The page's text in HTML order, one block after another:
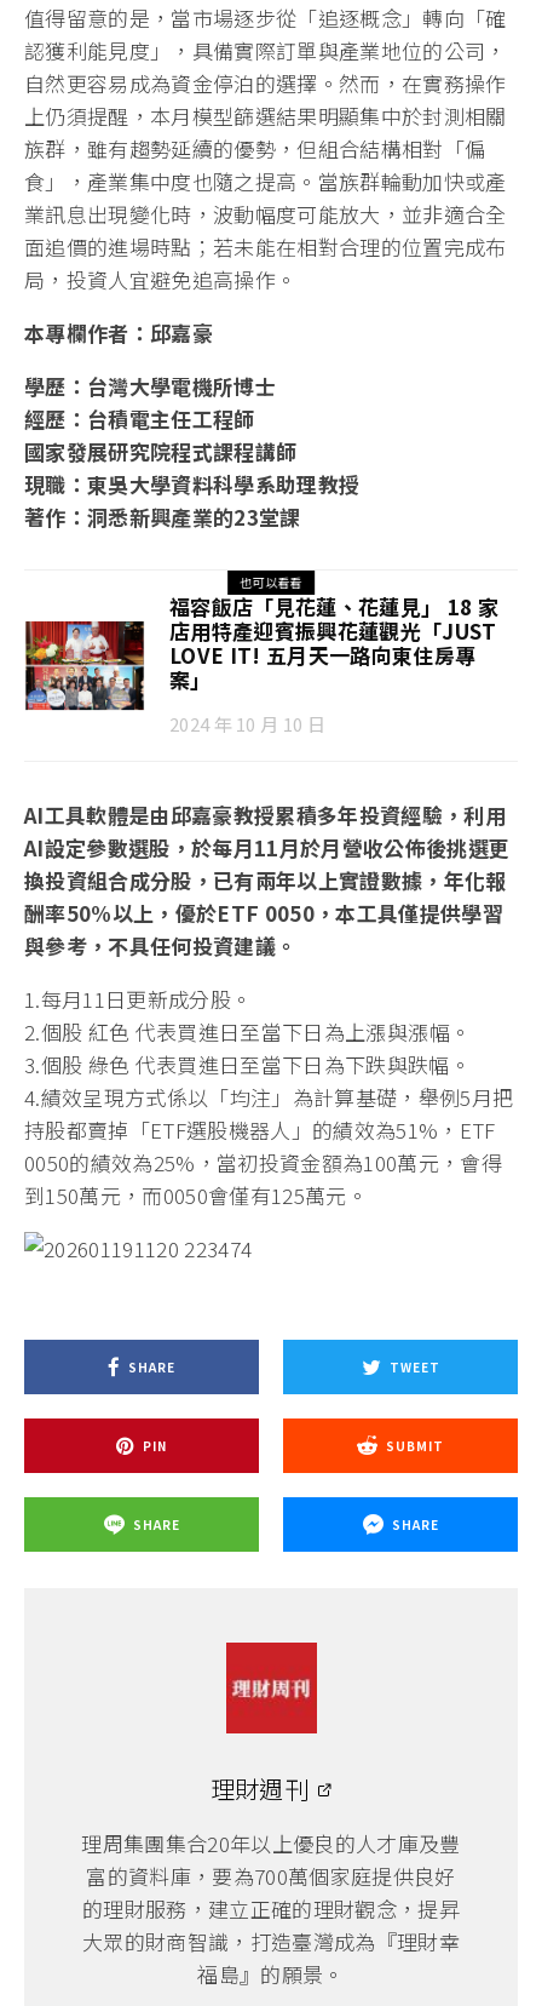
值得留意的是，當市場逐步從「追逐概念」轉向「確
認獲利能見度」，具備實際訂單與產業地位的公司，
自然更容易成為資金停泊的選擇。然而，在實務操作
上仍須提醒，本月模型篩選結果明顯集中於封測相關
族群，雖有趨勢延續的優勢，但組合結構相對「偏
食」，產業集中度也隨之提高。當族群輪動加快或產
業訊息出現變化時，波動幅度可能放大，並非適合全
面追價的進場時點；若未能在相對合理的位置完成布
局，投資人宜避免追高操作。
本專欄作者：邱嘉豪
學歷：台灣大學電機所博士
經歷：台積電主任工程師
國家發展研究院程式課程講師
現職：東吳大學資料科學系助理教授
著作：洞悉新興產業的23堂課
也可以看看
福容飯店「見花蓮、花蓮見」 18 家
店用特產迎賓振興花蓮觀光「JUST
LOVE IT! 五月天一路向東住房專
案」
2024 年 10 月 10 日
AI工具軟體是由邱嘉豪教授累積多年投資經驗，利用
AI設定參數選股，於每月11月於月營收公佈後挑選更
換投資組合成分股，已有兩年以上實證數據，年化報
酬率50%以上，優於ETF 0050，本工具僅提供學習
與參考，不具任何投資建議。
1.每月11日更新成分股。
2.個股 紅色 代表買進日至當下日為上漲與漲幅。
3.個股 綠色 代表買進日至當下日為下跌與跌幅。
4.績效呈現方式係以「均注」為計算基礎，舉例5月把
持股都賣掉「ETF選股機器人」的績效為51%，ETF
0050的績效為25%，當初投資金額為100萬元，會得
到150萬元，而0050會僅有125萬元。
SHARE TWEET
PIN SUBMIT
SHARE SHARE
理財週刊
理周集團集合20年以上優良的人才庫及豐
富的資料庫，要為700萬個家庭提供良好
的理財服務，建立正確的理財觀念，提昇
大眾的財商智識，打造臺灣成為『理財幸
福島』的願景。